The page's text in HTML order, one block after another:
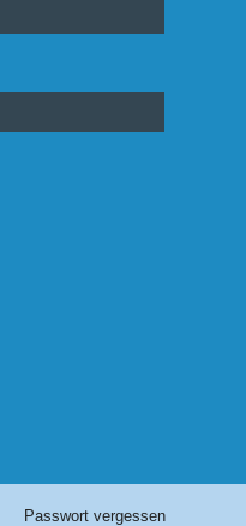
Passwort vergessen